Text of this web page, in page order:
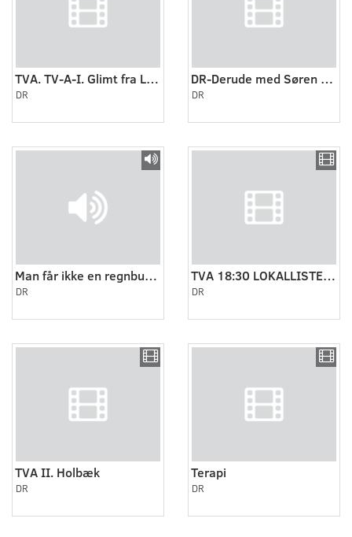
TVA. TV-A-I. Glimt fra L.O.'s informationsmøde i Odense.
DR
DR-Derude med Søren Ryge Petersen Stenmændene.
DR
Man får ikke en regnbue i hovedet hver dag 3:3
DR
TVA 18:30 LOKALLISTER 1
DR
TVA II. Holbæk
DR
Terapi
DR